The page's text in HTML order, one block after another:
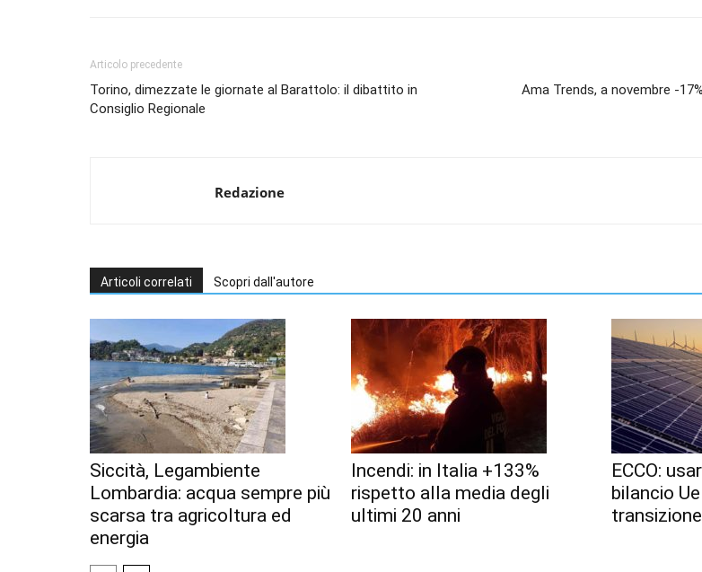
Articolo precedente
Torino, dimezzate le giornate al Barattolo: il dibattito in
Consiglio Regionale
Ama Trends, a novembre -
Redazione
Articoli correlati Scopri dall'autore
Siccità, Legambiente
Lombardia: acqua sempre più
scarsa tra agricoltura ed
energia
Incendi: in Italia +133%
rispetto alla media degli
ultimi 20 anni
ECCO:
bilancio